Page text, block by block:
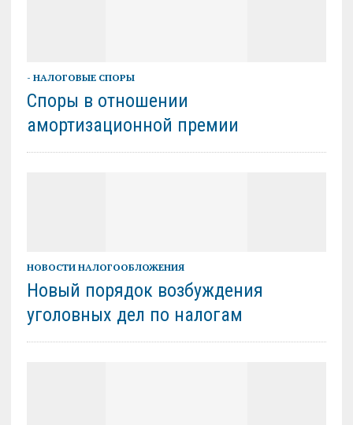
- НАЛОГОВЫЕ СПОРЫ
Споры в отношении
амортизационной премии
НОВОСТИ НАЛОГООБЛОЖЕНИЯ
Новый порядок возбуждения
уголовных дел по налогам